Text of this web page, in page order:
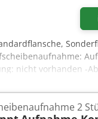
nicht vorhanden -
2